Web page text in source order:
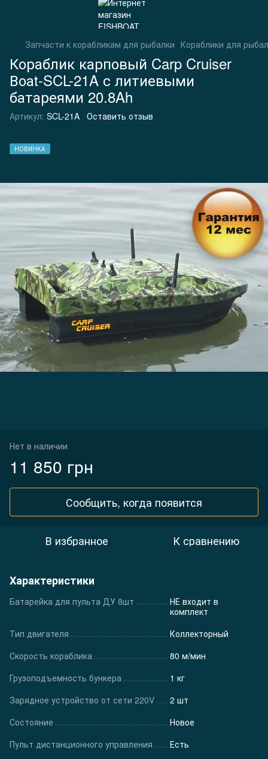
Запчасти к корабликам для рыбалки Кораблики для
Кораблик карповый Carp Cruiser
Воаt-SCL-21A с литиевыми
батареями 20.8Ah
Артикул: SCL-21A Оставить отзыв
НОВИНКА
Нет в наличии
11 850 грн
Сообщить, когда появится
В избранное К сравнению
Характеристики
Батарейка для пульта ДУ 8шт
НЕ входит в
комплект
Тип двигателя
Коллекторный
Скорость кораблика
80 м/мин
Грузоподъемность бункера
1 кг
Зарядное устройство от сети 220V
2 шт
Состояние
Новое
Пульт дистанционного управления
Есть